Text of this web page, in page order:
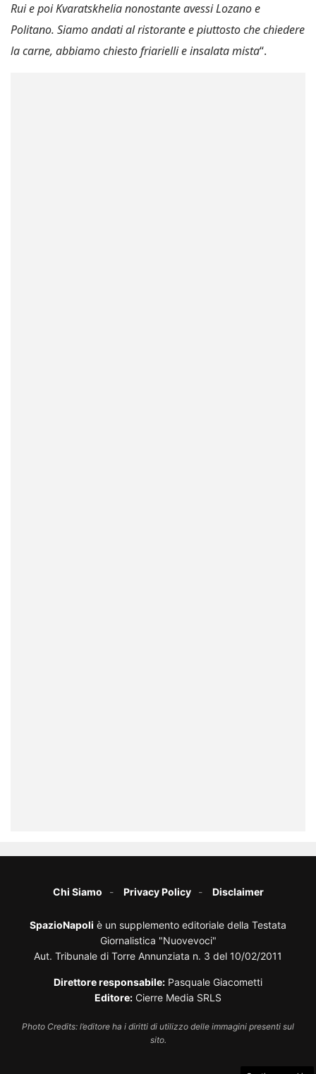
Rui e poi Kvaratskhelia nonostante avessi Lozano e
Politano. Siamo andati al ristorante e piuttosto che chiedere
la carne, abbiamo chiesto friarielli e insalata mista“.
Chi Siamo Privacy Policy Disclaimer
SpazioNapoli è un supplemento editoriale della Testata
Giornalistica "Nuovevoci"
Aut. Tribunale di Torre Annunziata n. 3 del 10/02/2011
Direttore responsabile: Pasquale Giacometti
Editore: Cierre Media SRLS
Photo Credits: l’editore ha i diritti di utilizzo delle immagini presenti sul
sito.